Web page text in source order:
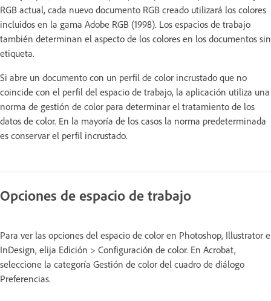
RGB actual, cada nuevo documento RGB creado utilizará los colores
incluidos en la gama Adobe RGB (1998). Los espacios de trabajo
también determinan el aspecto de los colores en los documentos sin
etiqueta.
Si abre un documento con un perfil de color incrustado que no
coincide con el perfil del espacio de trabajo, la aplicación utiliza una
norma de gestión de color para determinar el tratamiento de los
datos de color. En la mayoría de los casos la norma predeterminada
es conservar el perfil incrustado.
Opciones de espacio de trabajo
Para ver las opciones del espacio de color en Photoshop, Illustrator e
InDesign, elija Edición > Configuración de color. En Acrobat,
seleccione la categoría Gestión de color del cuadro de diálogo
Preferencias.